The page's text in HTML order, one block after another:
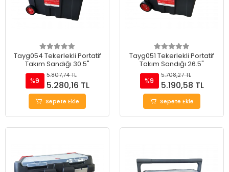
Tayg054 Tekerlekli Portatif
Takım Sandığı 30.5"
%9
5.807,74 TL
5.280,16 TL
Sepete Ekle
Tayg051 Tekerlekli Portatif
Takım Sandığı 26.5"
%9
5.708,27 TL
5.190,58 TL
Sepete Ekle